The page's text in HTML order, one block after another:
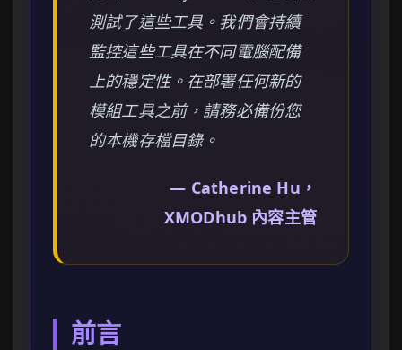
測試了這些工具。我們會持續
監控這些工具在不同電腦配備
上的穩定性。在部署任何新的
模組工具之前，請務必備份您
的本機存檔目錄。
— Catherine Hu，
XMODhub 內容主管
前言